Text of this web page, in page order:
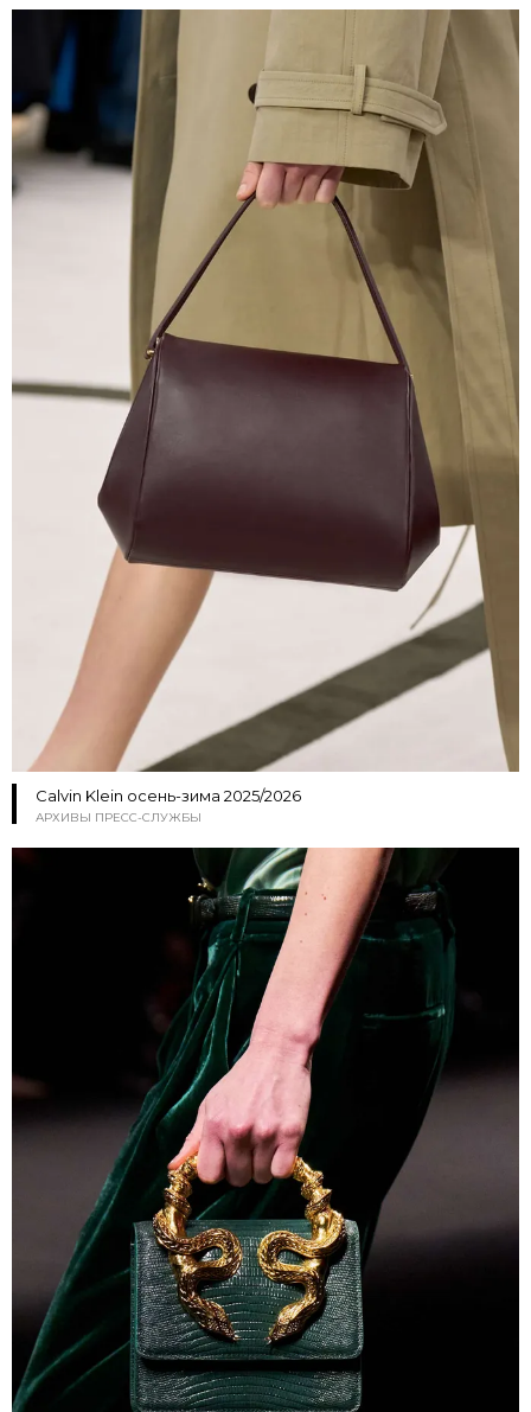
Calvin Klein осень-зима 2025/2026
АРХИВЫ ПРЕСС-СЛУЖБЫ